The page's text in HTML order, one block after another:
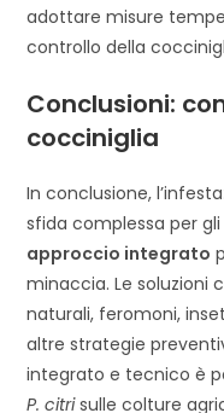
adottare misure
controllo della
Conclusioni:
cocciniglia
In conclusione,
sfida complessa per
approccio integrato
minaccia. Le soluzioni
naturali, feromoni,
altre strategie
integrato e tecnico è
P. citrisulle colture